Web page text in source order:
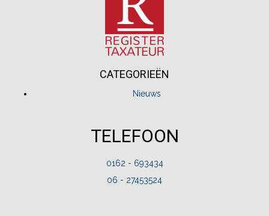
CATEGORIEËN
Nieuws
TELEFOON
0162 - 693434
06 - 27453524